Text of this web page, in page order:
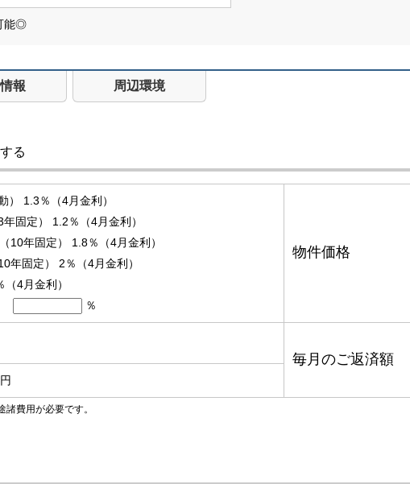
能◎
報 周辺環境
る
） 1.3％（4月金利）
年固定） 1.2％（4月金利）
10年固定） 1.8％（4月金利）
年固定） 2％（4月金利）
4月金利）
％
物件価格
毎月のご返済額
費用が必要です。